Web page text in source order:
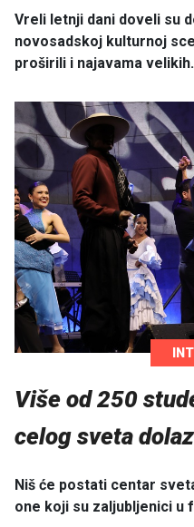
Vreli letnji dani doveli su
novosadskoj kulturnoj
proširili i najavama
Više od 250
celog sveta
Niš će postati centar
one koji su zaljubljenici u